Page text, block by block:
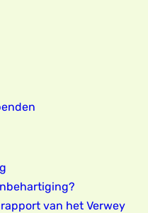
van het Verwey